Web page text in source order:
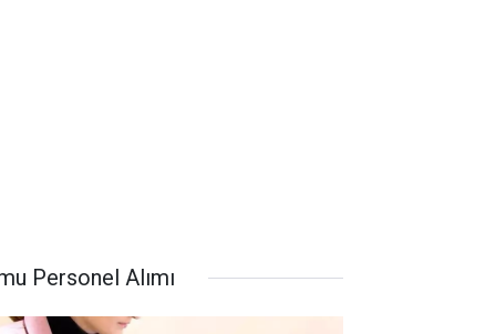
Personel Alımı